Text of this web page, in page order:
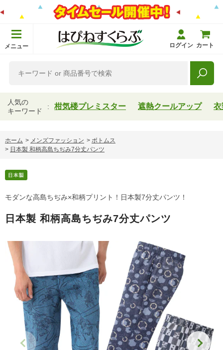
メニュー ログイン カート
人気の
キーワード
柑気楼プレミスター 遮熱クールアップ 衣
ホーム > メンズファッション > ボトムス
> 日本製 和柄高島ちぢみ7分丈パンツ
モダンな高島ちぢみ×和柄プリント！日本製7分丈パンツ！
日本製 和柄高島ちぢみ7分丈パンツ